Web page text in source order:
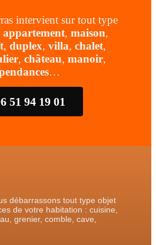
intervient sur tout type
appartement, maison,
, duplex, villa, chalet,
,château,manoir,
…
51 94 19 01
débarrassons tout type objet
de votre habitation : cuisine,
grenier, comble, cave,